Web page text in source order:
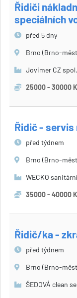
Řidiči
speciálních
před 5 dny
Brno (Brno-
Jovimer CZ
25000 - 30000
Řidič -
před týdnem
Brno (Brno-
WECKO
35000 - 40000
Řidič/ka -
před týdnem
Brno (Brno-
ŠEDOVÁ clean